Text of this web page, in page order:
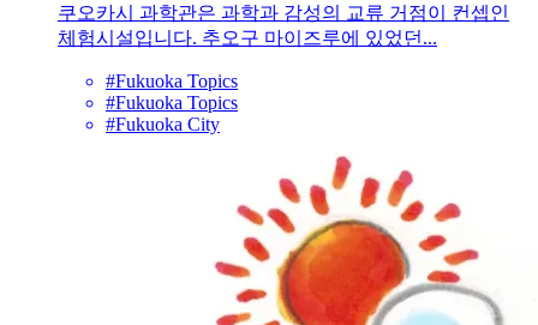
쿠오카시 과학관은 과학과 감성의 교류 거점이 컨셉인
체험시설입니다. 추오구 마이즈루에 있었던...
#Fukuoka Topics
#Fukuoka Topics
#Fukuoka City